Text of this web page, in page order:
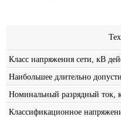
Класс напряжения сети, кВ
Наибольшее длительно
Номинальный разрядный ток,
Классификационное